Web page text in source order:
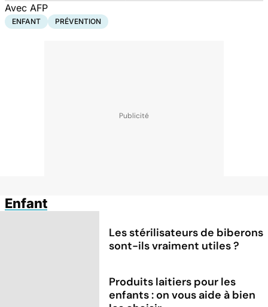
Avec AFP
ENFANT PRÉVENTION
Enfant
Les stérilisateurs de biberons
sont-ils vraiment utiles ?
Produits laitiers pour les
enfants : on vous aide à bien